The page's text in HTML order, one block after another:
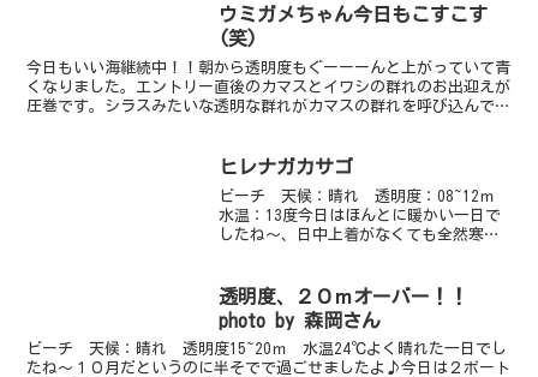
は大丈夫でしょう♪♪
ウミガメちゃん今日もこすこす
(笑)
今日もいい海継続中！！朝から透明度もぐーーーんと上がっていて青
くなりました。エントリー直後のカマスとイワシの群れのお出迎えが
圧巻です。シラスみたいな透明な群れがカマスの群れを呼び込んでい
ヒレナガカサゴ
ビーチ 天候：晴れ 透明度：08~12ｍ
水温：13度今日はほんとに暖かい一日で
したね～、日中上着がなくても全然寒さ
度もよく、生物も豊富です。浅場にはタ
カノハダイの子供...
透明度、２０ｍオーバー！！
photo by 森岡さん
ビーチ 天候：晴れ 透明度15~20ｍ 水温24℃よく晴れた一日でし
たね～１０月だというのに半そでで過ごせましたよ♪今日は２ボート